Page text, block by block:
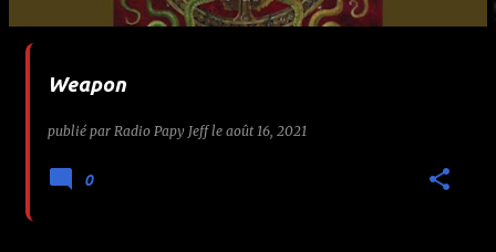
Weapon
publié par Radio Papy Jeff le août 16, 2021
0